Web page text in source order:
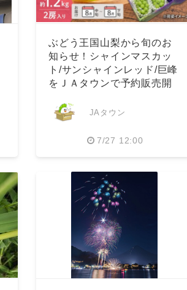
ぶどう王国山梨から旬のお
知らせ！シャインマスカッ
ト/サンシャインレッド/巨峰
をＪＡタウンで予約販売開
JAタウン
7/27 12:00